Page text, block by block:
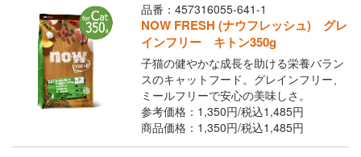
品番：457316055-641-1
NOW FRESH (ナウフレッシュ) グレ
インフリー キトン350g
子猫の健やかな成長を助ける栄養バラン
スのキャットフード。グレインフリー、
ミールフリーで安心の美味しさ。
参考価格：1,350円/税込1,485円
商品価格：1,350円/税込1,485円